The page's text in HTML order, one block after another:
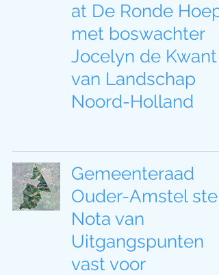
at De Ronde Hoep
met boswachter
Jocelyn de Kwant
van Landschap
Noord-Holland
Gemeenteraad
Ouder-Amstel stelt
Nota van
Uitgangspunten
vast voor